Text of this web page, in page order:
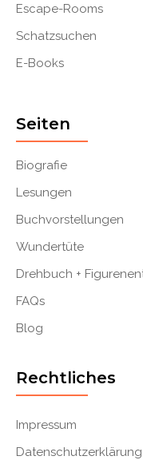
Escape-Rooms
Schatzsuchen
E-Books
Seiten
Biografie
Lesungen
Buchvorstellungen
Wundertüte
Drehbuch +
FAQs
Blog
Rechtliches
Impressum
Datenschutzerklärung